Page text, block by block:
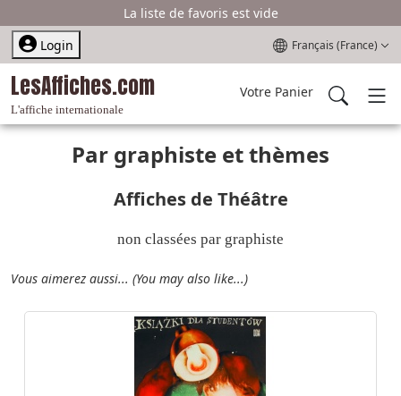
La liste de favoris est vide
Login
Sélectionnez votre
Français (France)
LesAffiches.com
L'affiche internationale
Votre Panier
Par graphiste et thèmes
Affiches de Théâtre
non classées par graphiste
Vous aimerez aussi... (You may also like...)